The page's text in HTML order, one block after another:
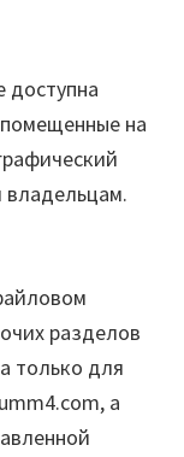
доступна
на
разделов
только для
а